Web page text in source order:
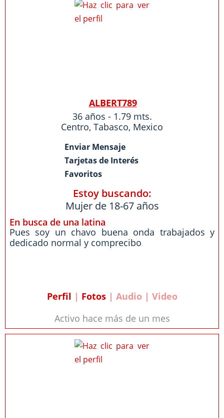
ALBERT789
36 años - 1.79 mts.
Centro, Tabasco, Mexico
Enviar Mensaje
Tarjetas de Interés
Favoritos
Estoy buscando:
Mujer de 18-67 años
En busca de una latina
Pues soy un chavo buena onda trabajados y
dedicado normal y comprecibo
Perfil | Fotos| Audio | Video
Activo hace más de un mes